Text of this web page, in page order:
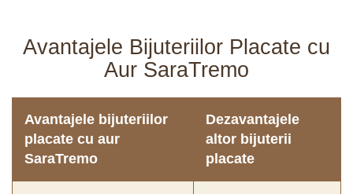
Avantajele Bijuteriilor Placate cu
Aur SaraTremo
Avantajele bijuteriilor
placate cu aur
SaraTremo
Dezavantajele
altor bijuterii
placate